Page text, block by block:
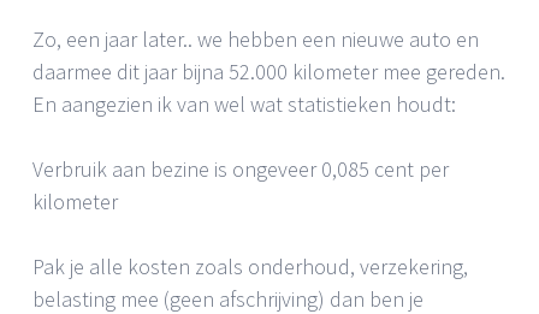
Zo, een jaar later.. we hebben een nieuwe auto en
daarmee dit jaar bijna 52.000 kilometer mee gereden.
En aangezien ik van wel wat statistieken houdt:
Verbruik aan bezine is ongeveer 0,085 cent per
kilometer
Pak je alle kosten zoals onderhoud, verzekering,
belasting mee (geen afschrijving) dan ben je